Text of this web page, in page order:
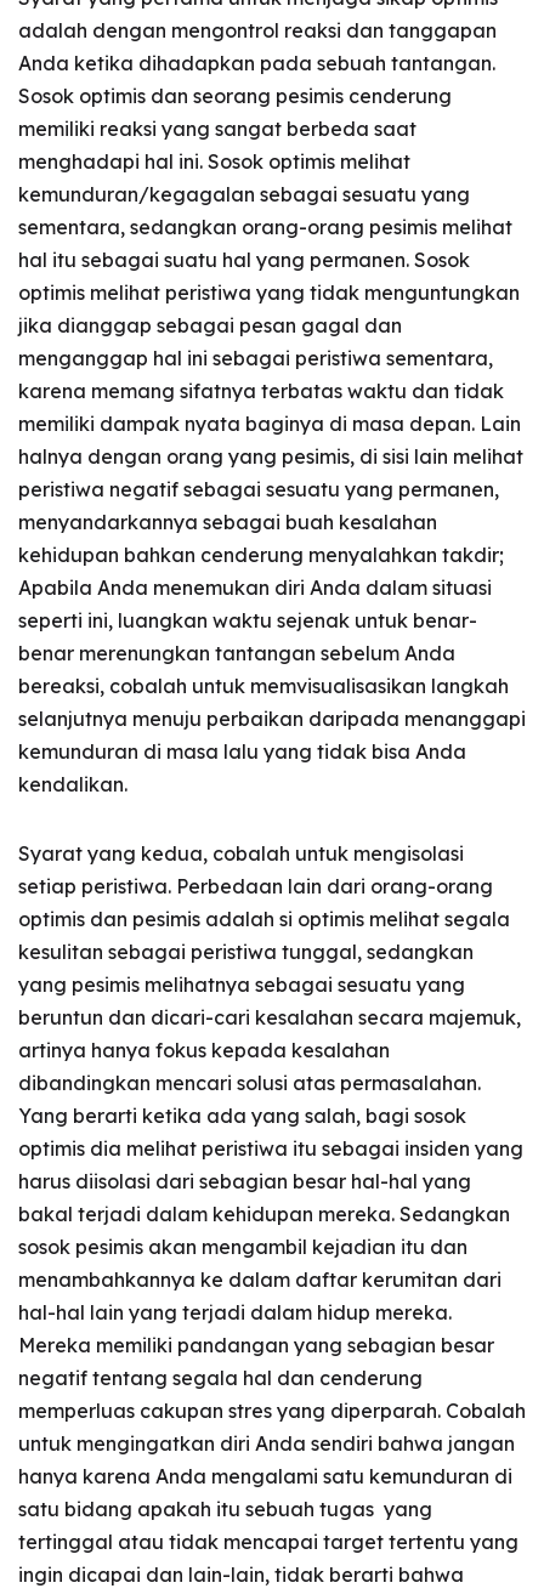
adalah dengan mengontrol reaksi dan tanggapan
Anda ketika dihadapkan pada sebuah tantangan.
Sosok optimis dan seorang pesimis cenderung
memiliki reaksi yang sangat berbeda saat
menghadapi hal ini. Sosok optimis melihat
kemunduran/kegagalan sebagai sesuatu yang
sementara, sedangkan orang-orang pesimis melihat
hal itu sebagai suatu hal yang permanen. Sosok
optimis melihat peristiwa yang tidak menguntungkan
jika dianggap sebagai pesan gagal dan
menganggap hal ini sebagai peristiwa sementara,
karena memang sifatnya terbatas waktu dan tidak
memiliki dampak nyata baginya di masa depan. Lain
halnya dengan orang yang pesimis, di sisi lain melihat
peristiwa negatif sebagai sesuatu yang permanen,
menyandarkannya sebagai buah kesalahan
kehidupan bahkan cenderung menyalahkan takdir;
Apabila Anda menemukan diri Anda dalam situasi
seperti ini, luangkan waktu sejenak untuk benar-
benar merenungkan tantangan sebelum Anda
bereaksi, cobalah untuk memvisualisasikan langkah
selanjutnya menuju perbaikan daripada menanggapi
kemunduran di masa lalu yang tidak bisa Anda
kendalikan.
Syarat yang kedua, cobalah untuk mengisolasi
setiap peristiwa. Perbedaan lain dari orang-orang
optimis dan pesimis adalah si optimis melihat segala
kesulitan sebagai peristiwa tunggal, sedangkan
yang pesimis melihatnya sebagai sesuatu yang
beruntun dan dicari-cari kesalahan secara majemuk,
artinya hanya fokus kepada kesalahan
dibandingkan mencari solusi atas permasalahan.
Yang berarti ketika ada yang salah, bagi sosok
optimis dia melihat peristiwa itu sebagai insiden yang
harus diisolasi dari sebagian besar hal-hal yang
bakal terjadi dalam kehidupan mereka. Sedangkan
sosok pesimis akan mengambil kejadian itu dan
menambahkannya ke dalam daftar kerumitan dari
hal-hal lain yang terjadi dalam hidup mereka.
Mereka memiliki pandangan yang sebagian besar
negatif tentang segala hal dan cenderung
memperluas cakupan stres yang diperparah. Cobalah
untuk mengingatkan diri Anda sendiri bahwa jangan
hanya karena Anda mengalami satu kemunduran di
satu bidang apakah itu sebuah tugas yang
tertinggal atau tidak mencapai target tertentu yang
ingin dicapai dan lain-lain, tidak berarti bahwa